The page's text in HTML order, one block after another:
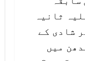
ثانیہ
شادی کے
میں